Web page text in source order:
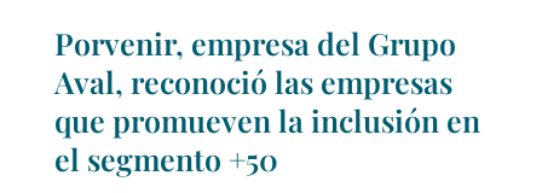
Porvenir, empresa del Grupo
Aval, reconoció las empresas
que promueven la inclusión en
el segmento +50